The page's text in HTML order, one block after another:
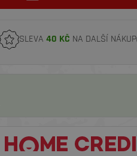
SLEVA 40 KČ NA DALŠÍ NÁKUP